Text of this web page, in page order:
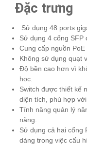
Đặc trưng
Sử dụng 48 ports
Sử dụng 4 cổng SFP
Cung cấp nguồn PoE
Không sử dụng quạt
Độ bền cao hơn vì
học.
Switch được thiết kế
diện tích, phù hợp
Tính năng quản lý
năng.
Sử dụng cả hai cổng
dàng trong việc cấu